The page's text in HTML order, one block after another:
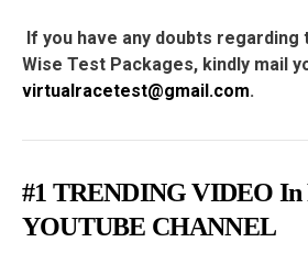
If you have any doubts regarding
Wise Test Packages, kindly mail
virtualracetest@gmail.com.
#1 TRENDING VIDEO In
YOUTUBE CHANNEL